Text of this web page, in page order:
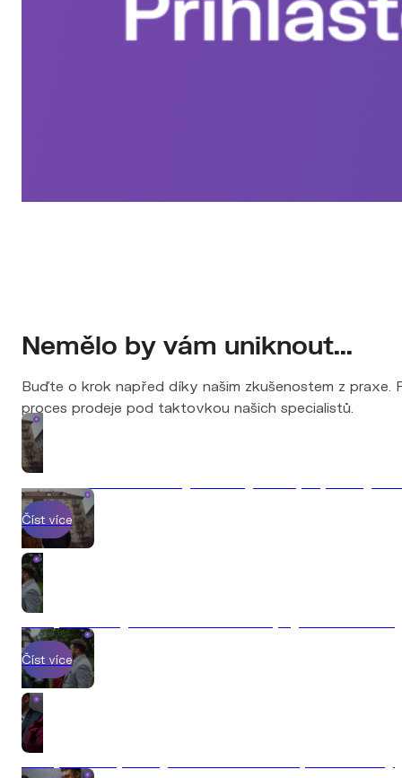
Buďte o krok napřed díky našim zkušenostem z
proces prodeje pod taktovkou našich specialistů.
7 chyb, které vás stojí desítky tisíc při prodeji
Číst více
Jak prodat byt v roce 2026 a nepřijít o statisíce
Číst více
Jak probíhá prodej nemovitosti s Explicit Reality